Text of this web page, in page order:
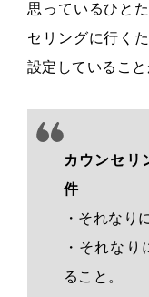
思っているひと
セリングに行く
設定していること
カウンセリ
件
・それなり
・それな
ること。